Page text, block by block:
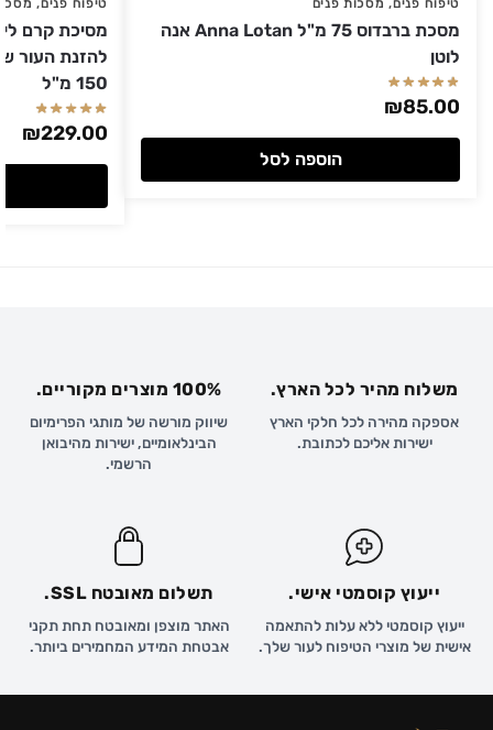
טיפוח פנים, מסכות פנים
מסכת ברבדוס 75 מ"ל Anna Lotan אנה
לוטן
₪85.00
הוספה לסל
טיפוח פנים,
150 מ"ל
₪229.00
משלוח מהיר לכל הארץ.
אספקה מהירה לכל חלקי הארץ
ישירות אליכם לכתובת.
100% מוצרים מקוריים.
שיווק מורשה של מותגי הפרימיום
הבינלאומיים, ישירות מהיבואן
הרשמי.
ייעוץ קוסמטי אישי.
ייעוץ קוסמטי ללא עלות להתאמה
אישית של מוצרי הטיפוח לעור שלך.
תשלום מאובטח SSL.
האתר מוצפן ומאובטח תחת תקני
אבטחת המידע המחמירים ביותר.